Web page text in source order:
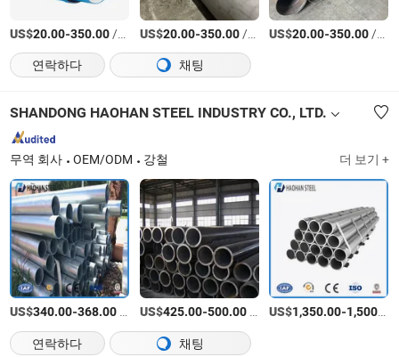
US$20.00-350.00/미터 US$20.00-350.00/미터 US$20.00-350.00/미터
연락하다
채팅
SHANDONG HAOHAN STEEL INDUSTRY CO., LTD.
무역 회사 OEM/ODM 강철 더 보기 +
US$340.00-368.00 US$425.00-500.00/티 US$1,350.00-1,500.00
연락하다
채팅